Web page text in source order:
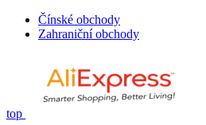
Čínské obchody
Zahraniční obchody
top